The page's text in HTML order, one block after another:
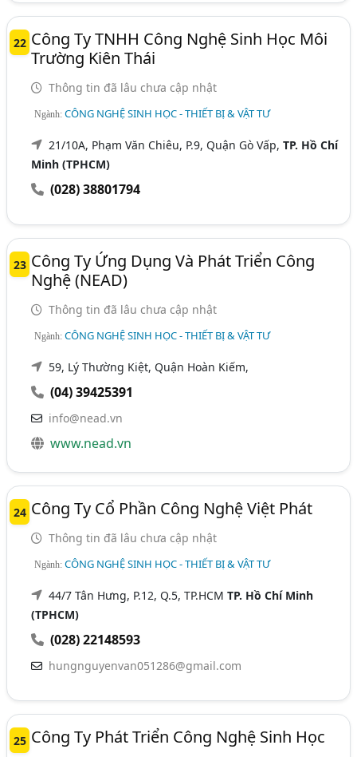
22 Công Ty TNHH Công Nghệ Sinh Học Môi
Trường Kiên Thái
Thông tin đã lâu chưa cập nhật
Ngành:CÔNG NGHỆ SINH HỌC - THIẾT BỊ & VẬT TƯ
21/10A, Phạm Văn Chiêu, P.9, Quận Gò Vấp,TP. Hồ Chí
Minh (TPHCM)
(028) 38801794
23 Công Ty Ứng Dụng Và Phát Triển Công
Nghệ (NEAD)
Thông tin đã lâu chưa cập nhật
Ngành:CÔNG NGHỆ SINH HỌC - THIẾT BỊ & VẬT TƯ
59, Lý Thường Kiệt, Quận Hoàn Kiếm,
(04) 39425391
info@nead.vn
www.nead.vn
24 Công Ty Cổ Phần Công Nghệ Việt Phát
Thông tin đã lâu chưa cập nhật
Ngành:CÔNG NGHỆ SINH HỌC - THIẾT BỊ & VẬT TƯ
44/7 Tân Hưng, P.12, Q.5, TP.HCMTP. Hồ Chí Minh
(TPHCM)
(028) 22148593
hungnguyenvan051286@gmail.com
25 Công Ty Phát Triển Công Nghệ Sinh Học